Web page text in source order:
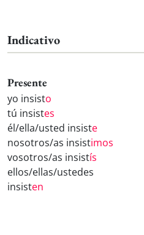
Indicativo
Presente
yo insisto
tú insistes
él/ella/usted insiste
nosotros/as insistimos
vosotros/as insistís
ellos/ellas/ustedes
insisten